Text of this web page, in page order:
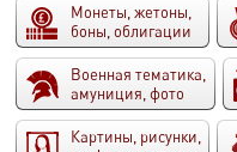
Монеты, жетоны,
боны, облигации
Военная тематика,
амуниция, фото
Картины, рисунки,